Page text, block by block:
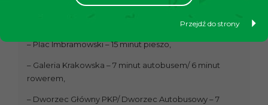
Przejdź do strony
– Plac Imbramowski – 15 minut pieszo,
– Galeria Krakowska – 7 minut autobusem/ 6 minut
rowerem,
– Dworzec Główny PKP/ Dworzec Autobusowy – 7